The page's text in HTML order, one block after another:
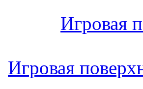
Игровая
Игровая